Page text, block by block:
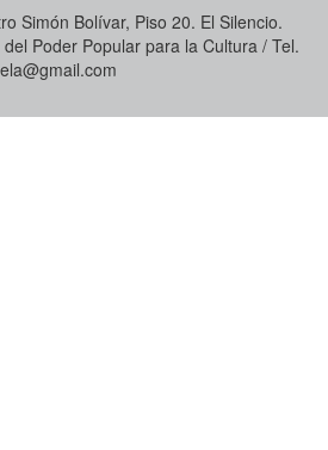
Simón Bolívar, Piso 20. El Silencio.
Poder Popular para la Cultura / Tel.